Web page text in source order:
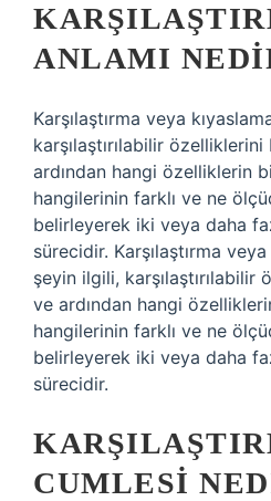
ANLAMI
Karşılaştırma veya
karşılaştırılabilir
ardından hangi özelliklerin
hangilerinin farklı ve ne
belirleyerek iki veya daha
sürecidir. Karşılaştırma
şeyin ilgili,
ve ardından hangi
hangilerinin farklı ve ne
belirleyerek iki veya daha
sürecidir.
CUMLESI